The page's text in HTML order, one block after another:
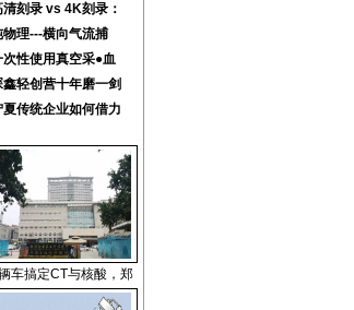
清刻录 vs 4K刻录：
物理---横向气流捕
次性使用真空采●血
鑫轻创营十年磨一剑
夏传统企业如何借力
车搞定CT与核酸，郑